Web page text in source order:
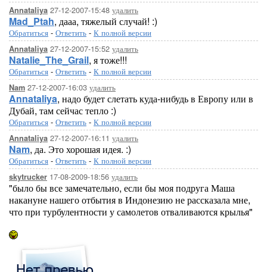
Annataliya 27-12-2007-15:48 удалить
Mad_Ptah, дааа, тяжелый случай! :)
Обратиться - Ответить - К полной версии
Annataliya 27-12-2007-15:52 удалить
Natalie_The_Grail, я тоже!!!
Обратиться - Ответить - К полной версии
Nam 27-12-2007-16:03 удалить
Annataliya, надо будет слетать куда-нибудь в Европу или в
Дубай, там сейчас тепло :)
Обратиться - Ответить - К полной версии
Annataliya 27-12-2007-16:11 удалить
Nam, да. Это хорошая идея. :)
Обратиться - Ответить - К полной версии
skytrucker 17-08-2009-18:56 удалить
"было бы все замечательно, если бы моя подруга Маша
накануне нашего отбытия в Индонезию не рассказала мне,
что при турбулентности у самолетов отваливаются крылья"